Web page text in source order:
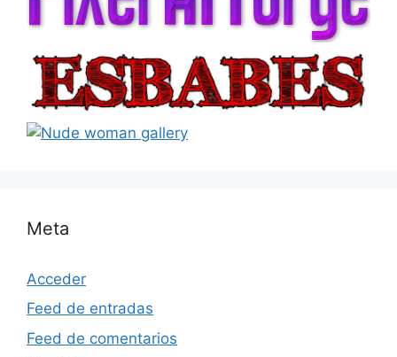
Meta
Acceder
Feed de entradas
Feed de comentarios